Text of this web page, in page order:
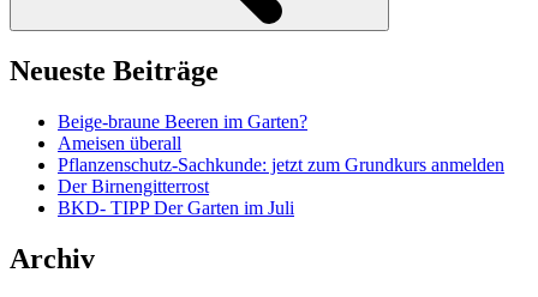
Neueste Beiträge
Beige-braune Beeren im Garten?
Ameisen überall
Pflanzenschutz-Sachkunde: jetzt zum Grundkurs anmelden
Der Birnengitterrost
BKD- TIPP Der Garten im Juli
Archiv